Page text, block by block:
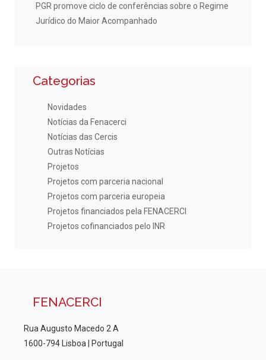
PGR promove ciclo de conferências sobre o Regime
Jurídico do Maior Acompanhado
Categorias
Novidades
Notícias da Fenacerci
Notícias das Cercis
Outras Notícias
Projetos
Projetos com parceria nacional
Projetos com parceria europeia
Projetos financiados pela FENACERCI
Projetos cofinanciados pelo INR
FENACERCI
Rua Augusto Macedo 2 A
1600-794 Lisboa | Portugal